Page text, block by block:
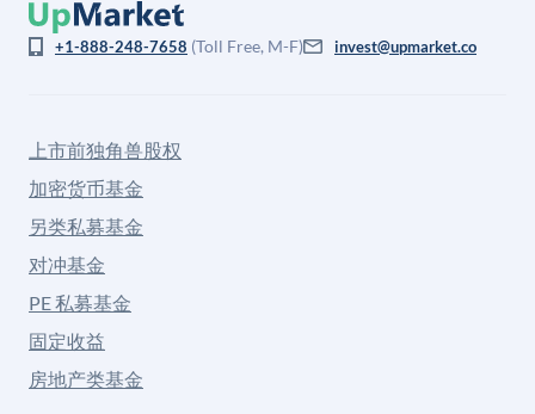
+1-888-248-7658 (Toll Free, M-F) invest@upmarket.co
上市前独角兽股权
加密货币基金
另类私募基金
对冲基金
PE 私募基金
固定收益
房地产类基金